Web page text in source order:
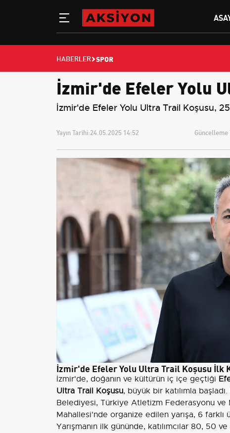
HABERLER SPOR
İzmir'de Efeler Yolu
İzmir'de Efeler Yolu Ultra Trail Koşusu,
Yayın Tarihi:24.05.2025 14:52 Güncelleme
İzmir'de Efeler Yolu Ultra Trail Koşusu İlk
İzmir'de, doğanın ve kültürün iç içe geçtiği
Ultra Trail Koşusu, büyük bir katılımla
Belediyesi, Türkiye Atletizm Federasyonu
Mahallesi'nde organize edilen yarışa, 6 farklı
Yarışmanın ilk gününde, katılımcılar 80,